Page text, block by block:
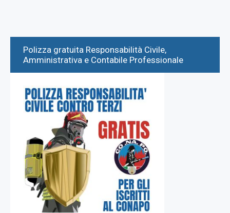
Polizza gratuita Responsabilità Civile,
Amministrativa e Contabile Professionale